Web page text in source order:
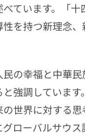
ています。「
を持つ新理念
の幸福と中華
強調していま
世界に対する
ローバルサウ